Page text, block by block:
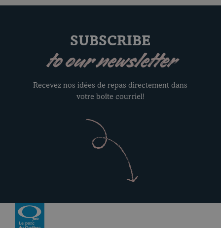
SUBSCRIBE
to our newsletter
Recevez nos idées de repas directement dans
votre boîte courriel!
Return to homepage